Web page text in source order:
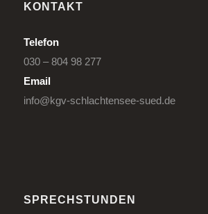
KONTAKT
Telefon
030 – 804 98 277
Email
info@kgv-schlachtensee-sued.de
SPRECHSTUNDEN